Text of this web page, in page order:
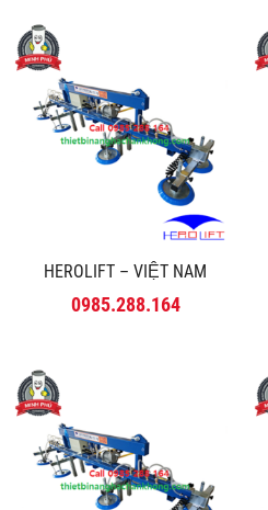
HEROLIFT – VIỆT NAM
0985.288.164